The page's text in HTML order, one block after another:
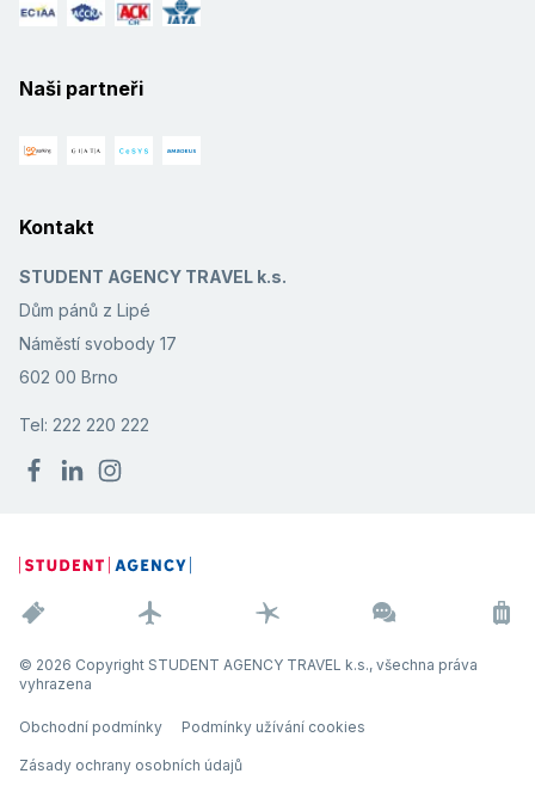
Naši partneři
Kontakt
STUDENT AGENCY TRAVEL k.s.
Dům pánů z Lipé
Náměstí svobody 17
602 00 Brno
Tel: 222 220 222
© 2026 Copyright STUDENT AGENCY TRAVEL k.s., všechna práva
vyhrazena
Obchodní podmínky Podmínky užívání cookies
Zásady ochrany osobních údajů